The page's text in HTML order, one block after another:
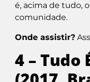
é, acima de tudo,
comunidade.
Onde assistir?
4 – Tudo